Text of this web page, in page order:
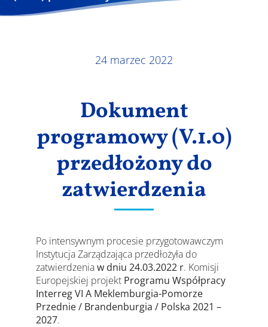
24 marzec 2022
Dokument
programowy (V.1.0)
przedłożony do
zatwierdzenia
Po intensywnym procesie przygotowawczym
Instytucja Zarządzająca przedłożyła do
zatwierdzeniaw dniu 24.03.2022 r. Komisji
Europejskiej projekt Programu Współpracy
Interreg VI A Meklemburgia-Pomorze
Przednie / Brandenburgia / Polska 2021 –
2027.